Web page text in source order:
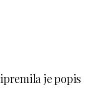
je popis